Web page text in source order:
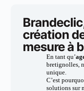
création
mesure à
En tant qu’
bretignolles,
unique.
C’est
solutions sur